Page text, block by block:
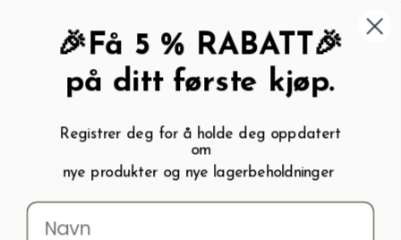
My wishlist ( 0
Menu Søk Logg inn Handlevogn
Hjem
🎉Få 5 % RABATT🎉
på ditt første kjøp.
Registrer deg for å holde deg oppdatert
om
nye produkter og nye lagerbeholdninger